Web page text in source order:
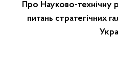
Про Науково-технічну
питань стратегічних